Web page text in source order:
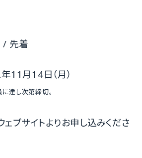
先着
11月14日（月）
達し次第締切。
ブサイトよりお申し込みくださ